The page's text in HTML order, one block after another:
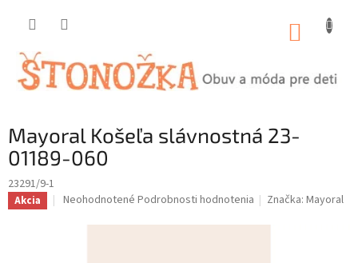
Mayoral Košeľa slávnostná 23-
01189-060
23291/9-1
Akcia
Priemerné
produktu
Neohodnotené Podrobnosti hodnotenia Značka:Mayoral